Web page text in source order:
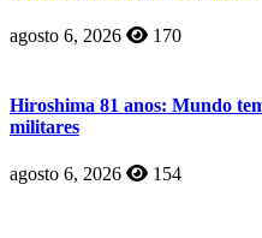
agosto 6, 2026 170
Hiroshima 81 anos: Mundo
militares
agosto 6, 2026 154